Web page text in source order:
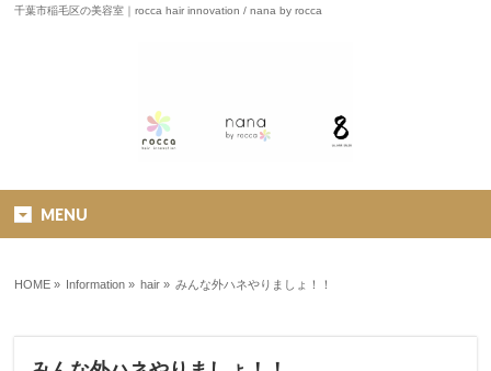
千葉市稲毛区の美容室｜rocca hair innovation / nana by rocca
MENU
HOME » Information » hair » みんな外ハネやりましょ！！